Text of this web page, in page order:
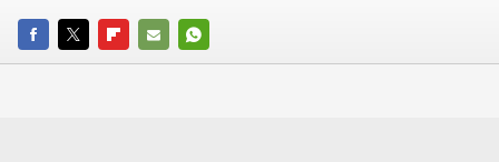
FACEBOOKTWITTERFLIPBOARD
E-
WHATSAPP